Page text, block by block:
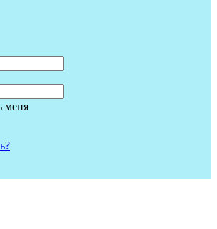
меня